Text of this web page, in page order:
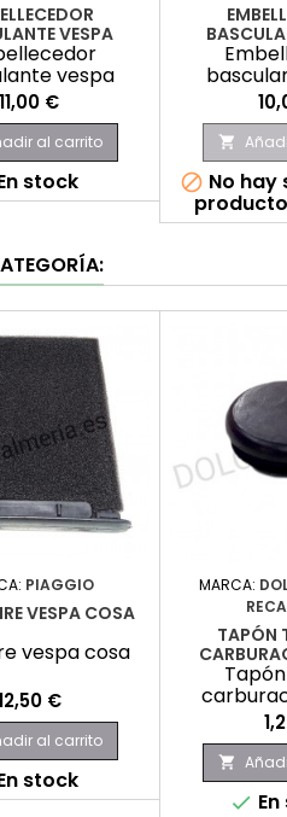
VESPA
vespa
Precio
11,00 €
al carrito
stock

 No hay
PIAGGIO
VESPA COSA
vespa cosa
€
al carrito
stock
MARCA:
TAPÓN

